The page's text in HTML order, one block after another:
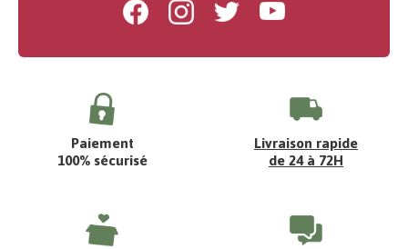
FacebookInstagramTwitter Youtube
Paiement
100% sécurisé
Livraison rapide
de 24 à 72H